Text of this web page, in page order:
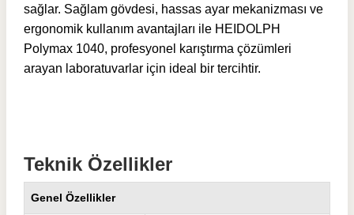
sağlar. Sağlam gövdesi, hassas ayar mekanizması ve
ergonomik kullanım avantajları ile HEIDOLPH
Polymax 1040, profesyonel karıştırma çözümleri
arayan laboratuvarlar için ideal bir tercihtir.
Teknik Özellikler
Genel Özellikler